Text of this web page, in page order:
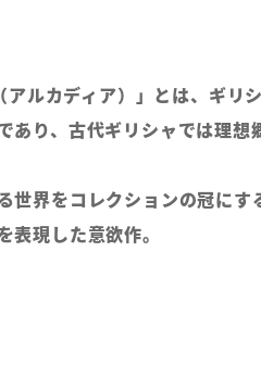
ルカディア）」とは、ギリ
あり、古代ギリシャでは理想
界をコレクションの冠にす
表現した意欲作。